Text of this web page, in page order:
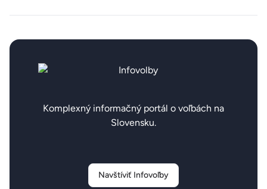
Komplexný informačný portál o voľbách na
Slovensku.
Navštíviť Infovoľby